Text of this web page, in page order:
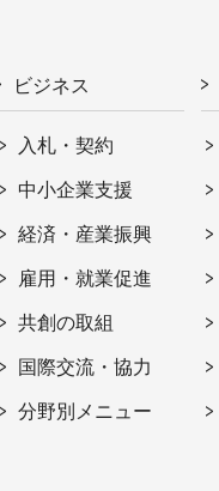
ビジネス
入札・契約
中小企業支援
経済・産業振興
雇用・就業促進
共創の取組
国際交流・協力
分野別メニュー